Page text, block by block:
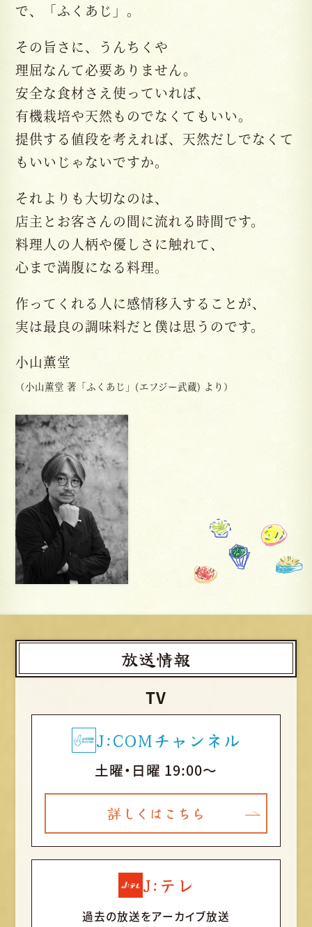
で、「ふくあじ」。
その旨さに、うんちくや
理屈なんて必要ありません。
安全な食材さえ使っていれば、
有機栽培や天然ものでなくてもいい。
提供する値段を考えれば、天然だしでなくて
もいいじゃないですか。
それよりも大切なのは、
店主とお客さんの間に流れる時間です。
料理人の人柄や優しさに触れて、
心まで満腹になる料理。
作ってくれる人に感情移入することが、
実は最良の調味料だと僕は思うのです。
小山薫堂
（小山薫堂 著「ふくあじ」(エフジー武蔵) より）
放送情報
TV
J:COMチャンネル
土曜・日曜 19:00～
詳しくはこちら
J:テレ
過去の放送をアーカイブ放送